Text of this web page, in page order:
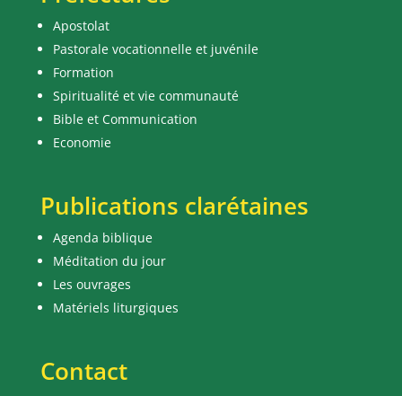
Apostolat
Pastorale vocationnelle et juvénile
Formation
Spiritualité et vie communauté
Bible et Communication
Economie
Publications clarétaines
Agenda biblique
Méditation du jour
Les ouvrages
Matériels liturgiques
Contact